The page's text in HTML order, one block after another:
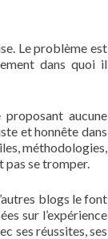
Le problème est
dans quoi il
aucune
et honnête dans
méthodologies,
pas se tromper.
blogs le font
sur l’expérience
ses réussites, ses